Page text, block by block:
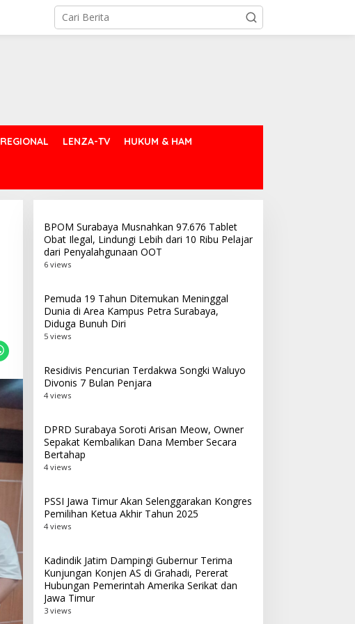
REGIONAL LENZA-TV HUKUM & HAM
BPOM Surabaya Musnahkan 97.676 Tablet
Obat Ilegal, Lindungi Lebih dari 10 Ribu Pelajar
dari Penyalahgunaan OOT
6 views
Pemuda 19 Tahun Ditemukan Meninggal
Dunia di Area Kampus Petra Surabaya,
Diduga Bunuh Diri
5 views
Residivis Pencurian Terdakwa Songki Waluyo
Divonis 7 Bulan Penjara
4 views
DPRD Surabaya Soroti Arisan Meow, Owner
Sepakat Kembalikan Dana Member Secara
Bertahap
4 views
PSSI Jawa Timur Akan Selenggarakan Kongres
Pemilihan Ketua Akhir Tahun 2025
4 views
Kadindik Jatim Dampingi Gubernur Terima
Kunjungan Konjen AS di Grahadi, Pererat
Hubungan Pemerintah Amerika Serikat dan
Jawa Timur
3 views